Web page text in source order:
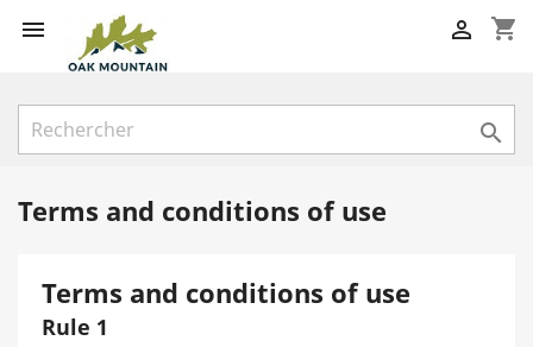
 shopping_cart


Terms and conditions of use
Terms and conditions of use
Rule 1